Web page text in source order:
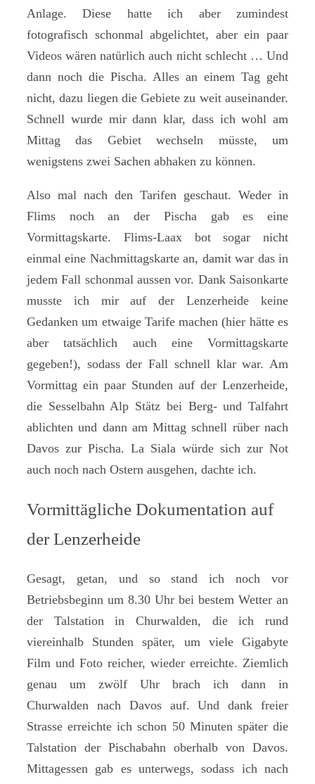
Anlage. Diese hatte ich aber zumindest
fotografisch schonmal abgelichtet, aber ein paar
Videos wären natürlich auch nicht schlecht … Und
dann noch die Pischa. Alles an einem Tag geht
nicht, dazu liegen die Gebiete zu weit auseinander.
Schnell wurde mir dann klar, dass ich wohl am
Mittag das Gebiet wechseln müsste, um
wenigstens zwei Sachen abhaken zu können.
Also mal nach den Tarifen geschaut. Weder in
Flims noch an der Pischa gab es eine
Vormittagskarte. Flims-Laax bot sogar nicht
einmal eine Nachmittagskarte an, damit war das in
jedem Fall schonmal aussen vor. Dank Saisonkarte
musste ich mir auf der Lenzerheide keine
Gedanken um etwaige Tarife machen (hier hätte es
aber tatsächlich auch eine Vormittagskarte
gegeben!), sodass der Fall schnell klar war. Am
Vormittag ein paar Stunden auf der Lenzerheide,
die Sesselbahn Alp Stätz bei Berg- und Talfahrt
ablichten und dann am Mittag schnell rüber nach
Davos zur Pischa. La Siala würde sich zur Not
auch noch nach Ostern ausgehen, dachte ich.
Vormittägliche Dokumentation auf
der Lenzerheide
Gesagt, getan, und so stand ich noch vor
Betriebsbeginn um 8.30 Uhr bei bestem Wetter an
der Talstation in Churwalden, die ich rund
viereinhalb Stunden später, um viele Gigabyte
Film und Foto reicher, wieder erreichte. Ziemlich
genau um zwölf Uhr brach ich dann in
Churwalden nach Davos auf. Und dank freier
Strasse erreichte ich schon 50 Minuten später die
Talstation der Pischabahn oberhalb von Davos.
Mittagessen gab es unterwegs, sodass ich nach